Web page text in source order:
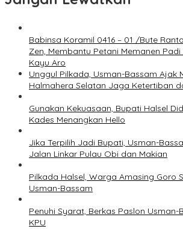
Babinsa Koramil 0416 – 01 /Bute
Zen, Membantu Petani Memanen Padi
Kayu Aro
Unggul Pilkada, Usman-Bassam Ajak
Halmahera Selatan Jaga Ketertiban
Gunakan Kekuasaan, Bupati Halsel
Kades Menangkan Hello
Jika Terpilih Jadi Bupati, Usman-
Jalan Linkar Pulau Obi dan Makian
Pilkada Halsel, Warga Amasing Goro
Usman-Bassam
Penuhi Syarat, Berkas Paslon
KPU